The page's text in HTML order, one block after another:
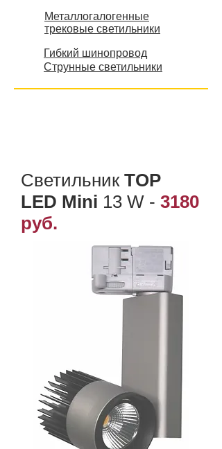
Металлогалогенные
трековые светильники
Гибкий шинопровод
Струнные светильники
Светильник TOP
LED Mini 13 W - 3180
руб.